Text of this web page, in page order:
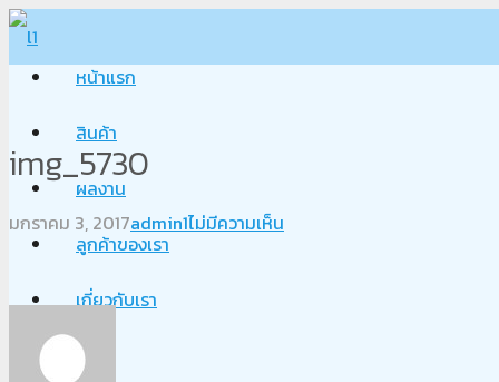
หน้าแรก
สินค้า
ผลงาน
ลูกค้าของเรา
เกี่ยวกับเรา
Blog
img_5730
มกราคม 3, 2017admin1ไม่มีความเห็น